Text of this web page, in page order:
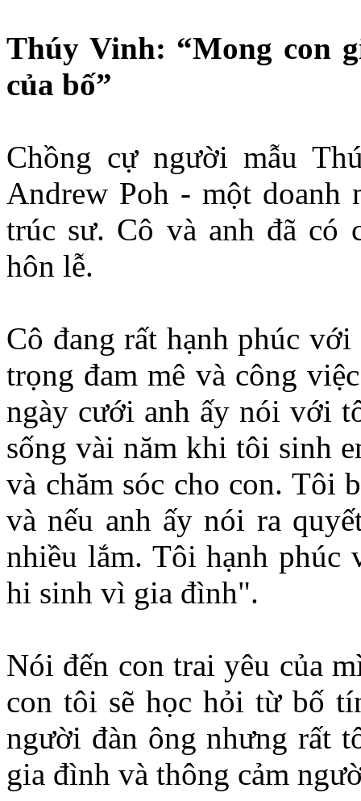
Thúy Vinh: “Mong con
của bố”
Chồng cự người mẫu
Andrew Poh - một doanh
trúc sư. Cô và anh đã có
hôn lễ.
Cô đang rất hạnh phúc
trọng đam mê và công
ngày cưới anh ấy nói với
sống vài năm khi tôi sinh
và chăm sóc cho con. Tôi
và nếu anh ấy nói ra
nhiều lắm. Tôi hạnh
hi sinh vì gia đình".
Nói đến con trai yêu của
con tôi sẽ học hỏi từ bố
người đàn ông nhưng rất
gia đình và thông cảm